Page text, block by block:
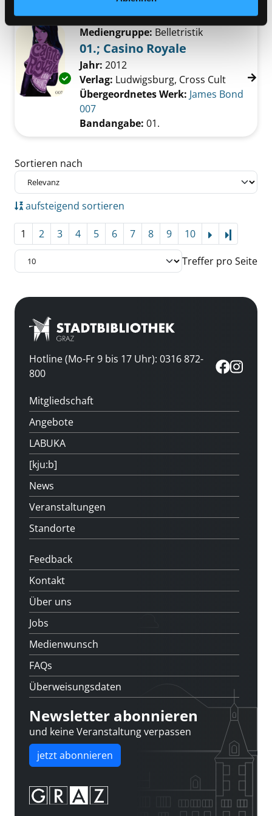
Slow horses; 6
Exemplar-Details von 01.; Casino Royale
Mediengruppe: Belletristik
01.; Casino Royale
Suche nach diesem Verfasser
Jahr: 2012
Verlag: Ludwigsburg, Cross Cult
Übergeordnetes Werk: James Bond
007
Bandangabe: 01.
Zu den Suchfiltern springen
Sortieren nach
aufsteigend sortieren
1 2 3 4 5 6 7 8 9 10
Treffer pro Seite
Hotline (Mo-Fr 9 bis 17 Uhr): 0316 872-
800
Mitgliedschaft
Angebote
LABUKA
[kju:b]
News
Veranstaltungen
Standorte
Feedback
Kontakt
Über uns
Jobs
Medienwunsch
FAQs
Überweisungsdaten
Newsletter abonnieren
und keine Veranstaltung verpassen
jetzt abonnieren